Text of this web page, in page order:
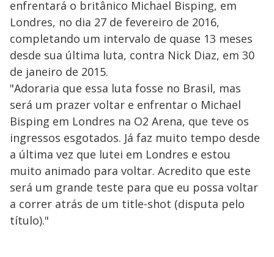
enfrentará o britânico Michael Bisping, em
Londres, no dia 27 de fevereiro de 2016,
completando um intervalo de quase 13 meses
desde sua última luta, contra Nick Diaz, em 30
de janeiro de 2015.
"Adoraria que essa luta fosse no Brasil, mas
será um prazer voltar e enfrentar o Michael
Bisping em Londres na O2 Arena, que teve os
ingressos esgotados. Já faz muito tempo desde
a última vez que lutei em Londres e estou
muito animado para voltar. Acredito que este
será um grande teste para que eu possa voltar
a correr atrás de um title-shot (disputa pelo
título)."